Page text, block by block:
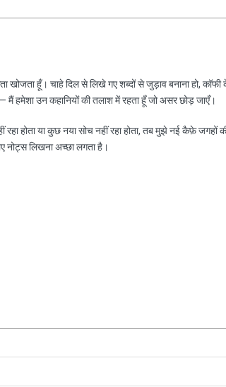
खोजता हूँ। चाहे दिल से लिखे गए शब्दों से जुड़ाव बनाना हो, कॉफी
मैं हमेशा उन कहानियों की तलाश में रहता हूँ जो असर छोड़ जाएँ।
होता या कुछ नया सोच नहीं रहा होता, तब मुझे नई कैफ़े जगहों
नोट्स लिखना अच्छा लगता है।